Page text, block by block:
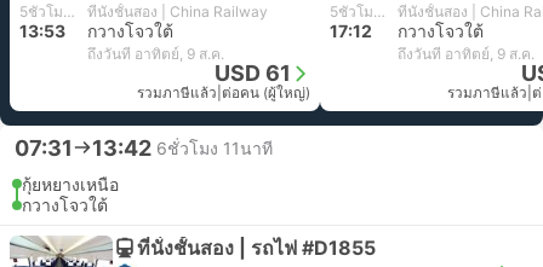
5ชั่วโมง 4นาที ที่นั่งชั้นสอง | China Railway
13:53 กวางโจวใต้
ถึงวันที่ อาทิตย์, 9 ส.ค.
USD 61
รวมภาษีแล้ว ต่อคน (ผู้ใหญ่)
5ชั่วโมง 57นาที ที่นั่งชั้นสอง | China
17:12 กวางโจวใต้
ถึงวันที่ อาทิตย์, 9 ส.ค.
รวมภาษีแล้ว
07:31 13:42 6ชั่วโมง 11นาที
กุ้ยหยางเหนือ
กวางโจวใต้
ที่นั่งชั้นสอง | รถไฟ #D1855